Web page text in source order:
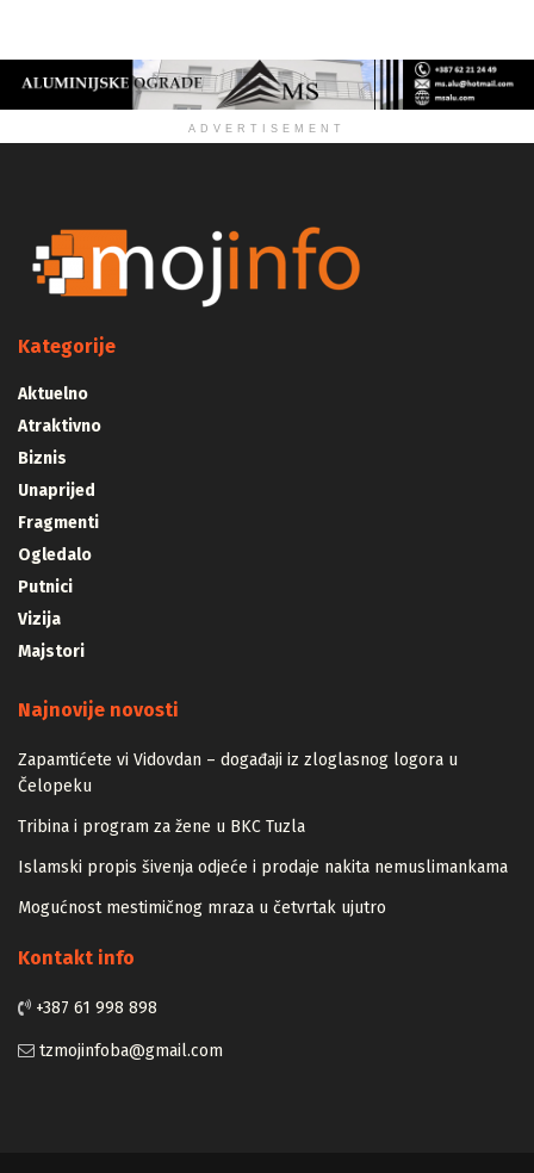
ADVERTISEMENT
Kategorije
Aktuelno
Atraktivno
Biznis
Unaprijed
Fragmenti
Ogledalo
Putnici
Vizija
Majstori
Najnovije novosti
Zapamtićete vi Vidovdan – događaji iz zloglasnog logora u
Čelopeku
Tribina i program za žene u BKC Tuzla
Islamski propis šivenja odjeće i prodaje nakita nemuslimankama
Mogućnost mestimičnog mraza u četvrtak ujutro
Kontakt info
+387 61 998 898
tzmojinfoba@gmail.com